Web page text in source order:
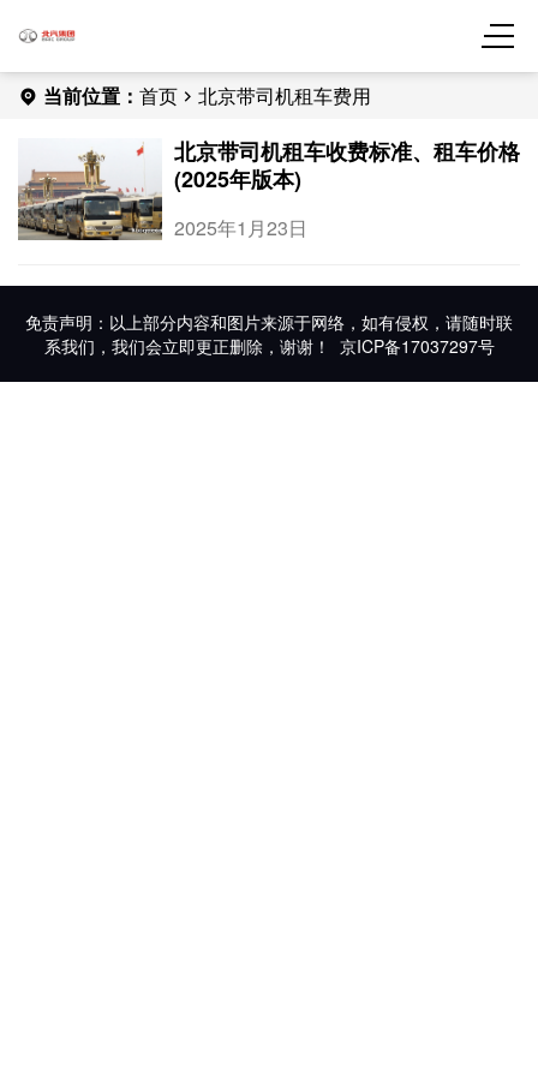
当前位置： 首页 北京带司机租车费用
北京带司机租车收费标准、租车价格
(2025年版本)
2025年1月23日
免责声明：以上部分内容和图片来源于网络，如有侵权，请随时联
系我们，我们会立即更正删除，谢谢！ 京ICP备17037297号